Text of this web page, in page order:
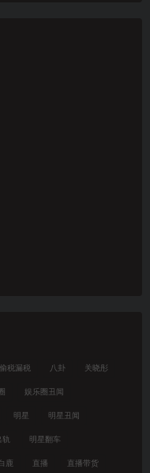
偷税漏税 八卦 关晓彤
娱乐圈丑闻
明星 明星丑闻
轨 明星翻车
鹿 直播 直播带货